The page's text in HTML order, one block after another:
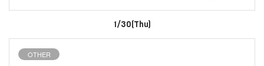
1/30(Thu)
OTHER